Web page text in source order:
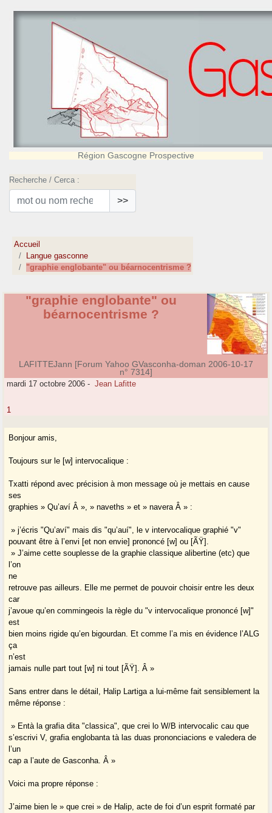
Région Gascogne Prospective
Recherche / Cerca :
>>
Accueil
Langue gasconne
"graphie englobante" ou béarnocentrisme ?
"graphie englobante" ou
béarnocentrisme ?
LAFITTEJann [Forum Yahoo GVasconha-doman 2006-10-17
n° 7314]
mardi 17 octobre 2006 - Jean Lafitte
1
Bonjour amis,
Toujours sur le [w] intervocalique :
Txatti répond avec précision à mon message où je mettais en cause
ses
graphies » Qu’aví Â », » naveths » et » navera Â » :
» j’écris "Qu’aví" mais dis "qu’auí", le v intervocalique graphié "v"
pouvant être à l’envi [et non envie] prononcé [w] ou [ÃŸ].
» J’aime cette souplesse de la graphie classique alibertine (etc) que
l’on
ne
retrouve pas ailleurs. Elle me permet de pouvoir choisir entre les deux
car
j’avoue qu’en commingeois la règle du "v intervocalique prononcé [w]"
est
bien moins rigide qu’en bigourdan. Et comme l’a mis en évidence l’ALG
ça
n’est
jamais nulle part tout [w] ni tout [ÃŸ]. Â »
Sans entrer dans le détail, Halip Lartiga a lui-même fait sensiblement la
même réponse :
» Entà la grafia dita "classica", que crei lo W/B intervocalic cau que
s’escrivi V, grafia englobanta tà las duas prononciacions e valedera de
l’un
cap a l’aute de Gasconha. Â »
Voici ma propre réponse :
J’aime bien le » que crei » de Halip, acte de foi d’un esprit formaté par